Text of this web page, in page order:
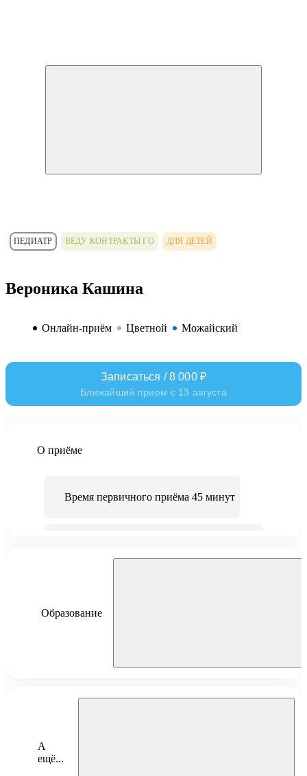
ПЕДИАТР ВЕДУ КОНТРАКТЫ ГО ДЛЯ ДЕТЕЙ
Вероника Кашина
Онлайн-приём Цветной Можайский
Записаться / 8 000 ₽
Ближайший прием с 13 августа
О приёме
Время первичного приёма 45 минут
Образование
А
ещё...